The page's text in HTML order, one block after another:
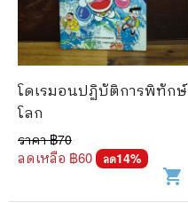
โดเรมอนปฏิบัติการพิทักษ์
โลก
ราคา ฿70
ลดเหลือ ฿60 ลด14%
shopping_cart